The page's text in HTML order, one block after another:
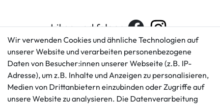
Liken und folgen
Kundenservice
+49 421 596586
Mo. - Fr. 9 - 16 Uhr
Rechtliches
AGB
Impressum
Wir verwenden Cookies und ähnliche Technologien auf
unserer Website und verarbeiten personenbezogene
Daten von Besucher:innen unserer Webseite (z.B. IP-
Adresse), um z.B. Inhalte und Anzeigen zu personalisieren,
Medien von Drittanbietern einzubinden oder Zugriffe auf
unsere Website zu analysieren. Die Datenverarbeitung